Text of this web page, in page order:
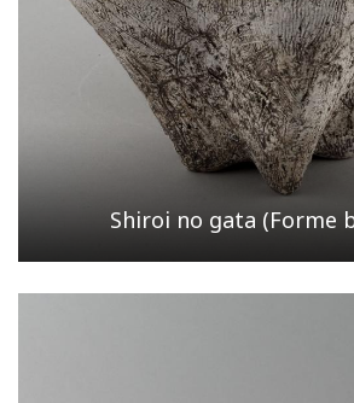
Shiroi no gata (Forme